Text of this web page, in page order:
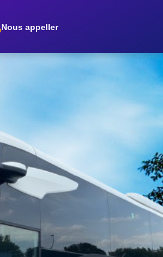
Nous appeller